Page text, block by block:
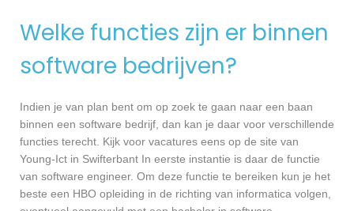
Welke functies zijn er binnen
software bedrijven?
Indien je van plan bent om op zoek te gaan naar een baan
binnen een software bedrijf, dan kan je daar voor verschillende
functies terecht. Kijk voor vacatures eens op de site van
Young-Ict in Swifterbant In eerste instantie is daar de functie
van software engineer. Om deze functie te bereiken kun je het
beste een HBO opleiding in de richting van informatica volgen,